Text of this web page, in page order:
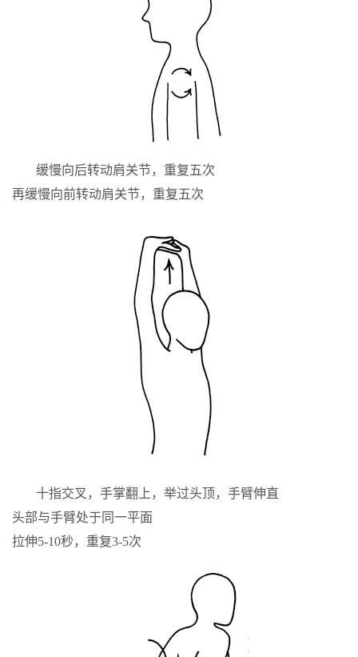
缓慢向后转动肩关节，重复五次
再缓慢向前转动肩关节，重复五次
十指交叉，手掌翻上，举过头顶，手臂伸直
头部与手臂处于同一平面
拉伸5-10秒，重复3-5次